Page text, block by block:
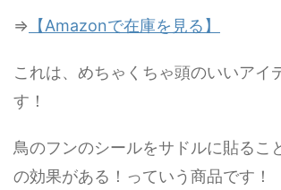
⇒ 【Amazonで在庫を見る】
これは、めちゃくちゃ頭のいいアイ
す！
鳥のフンのシールをサドルに貼るこ
の効果がある！っていう商品です！